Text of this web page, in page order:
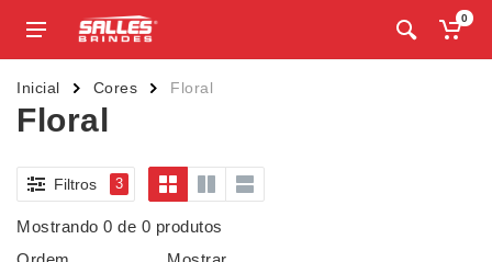
0
Inicial Cores Floral
Floral
Filtros 3
Mostrando 0 de 0 produtos